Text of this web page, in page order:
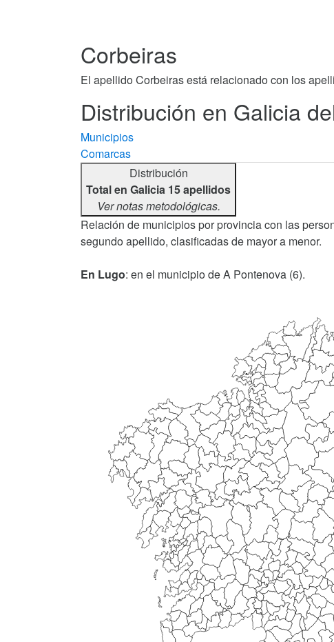
Corbeiras
El apellido Corbeiras está relacionado con los
Distribución en Galicia
Municipios
Comarcas
Distribución
Total en Galicia 15 apellidos
Ver notas metodológicas.
Relación de municipios por provincia con las
segundo apellido, clasificadas de mayor a menor.
En Lugo: en el municipio de A Pontenova (6).